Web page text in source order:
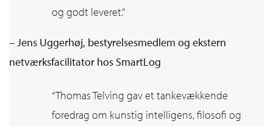
og godt leveret.”
– Jens Uggerhøj, bestyrelsesmedlem og ekstern
netværksfacilitator hos SmartLog
“Thomas Telving gav et tankevækkende
foredrag om kunstig intelligens, filosofi og